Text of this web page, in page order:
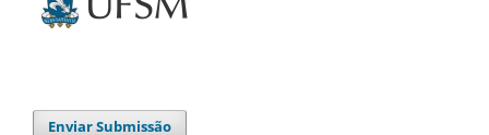
Enviar Submissão